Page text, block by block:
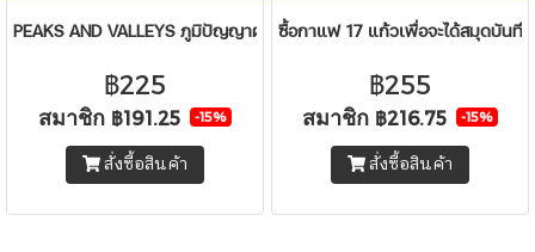
PEAKS AND VALLEYS ภูมิปัญญาฝ่าฟันชีวิต
฿225
สมาชิก ฿191.25 -15%
สั่งซื้อสินค้า
ซื้อกาแฟ 17 แก้วเพื่อจะได้สมุดบันทึก
฿255
สมาชิก ฿216.75 -15%
สั่งซื้อสินค้า